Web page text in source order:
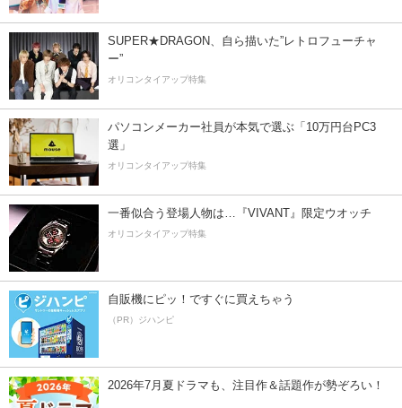
SUPER★DRAGON、自ら描いた”レトロフューチャ
ー”
オリコンタイアップ特集
パソコンメーカー社員が本気で選ぶ「10万円台PC3
選」
オリコンタイアップ特集
一番似合う登場人物は…『VIVANT』限定ウオッチ
オリコンタイアップ特集
自販機にピッ！ですぐに買えちゃう
（PR）ジハンピ
2026年7月夏ドラマも、注目作＆話題作が勢ぞろい！